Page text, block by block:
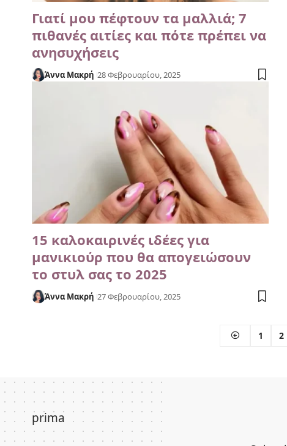
Γιατί μου πέφτουν τα μαλλιά; 7
πιθανές αιτίες και πότε πρέπει να
ανησυχήσεις
Άννα Μακρή 28 Φεβρουαρίου, 2025
15 καλοκαιρινές ιδέες για
μανικιούρ που θα απογειώσουν
το στυλ σας το 2025
Άννα Μακρή 27 Φεβρουαρίου, 2025
1 2
prima